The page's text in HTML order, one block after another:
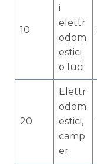
10
i
elettr
odom
estici
o luci
20
Elettr
odom
estici,
camp
er